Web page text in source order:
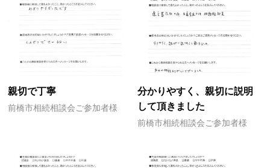
親切で丁寧
前橋市相続相談会ご参加者様
分かりやすく、親切に説明
して頂きました
前橋市相続相談会ご参加者様